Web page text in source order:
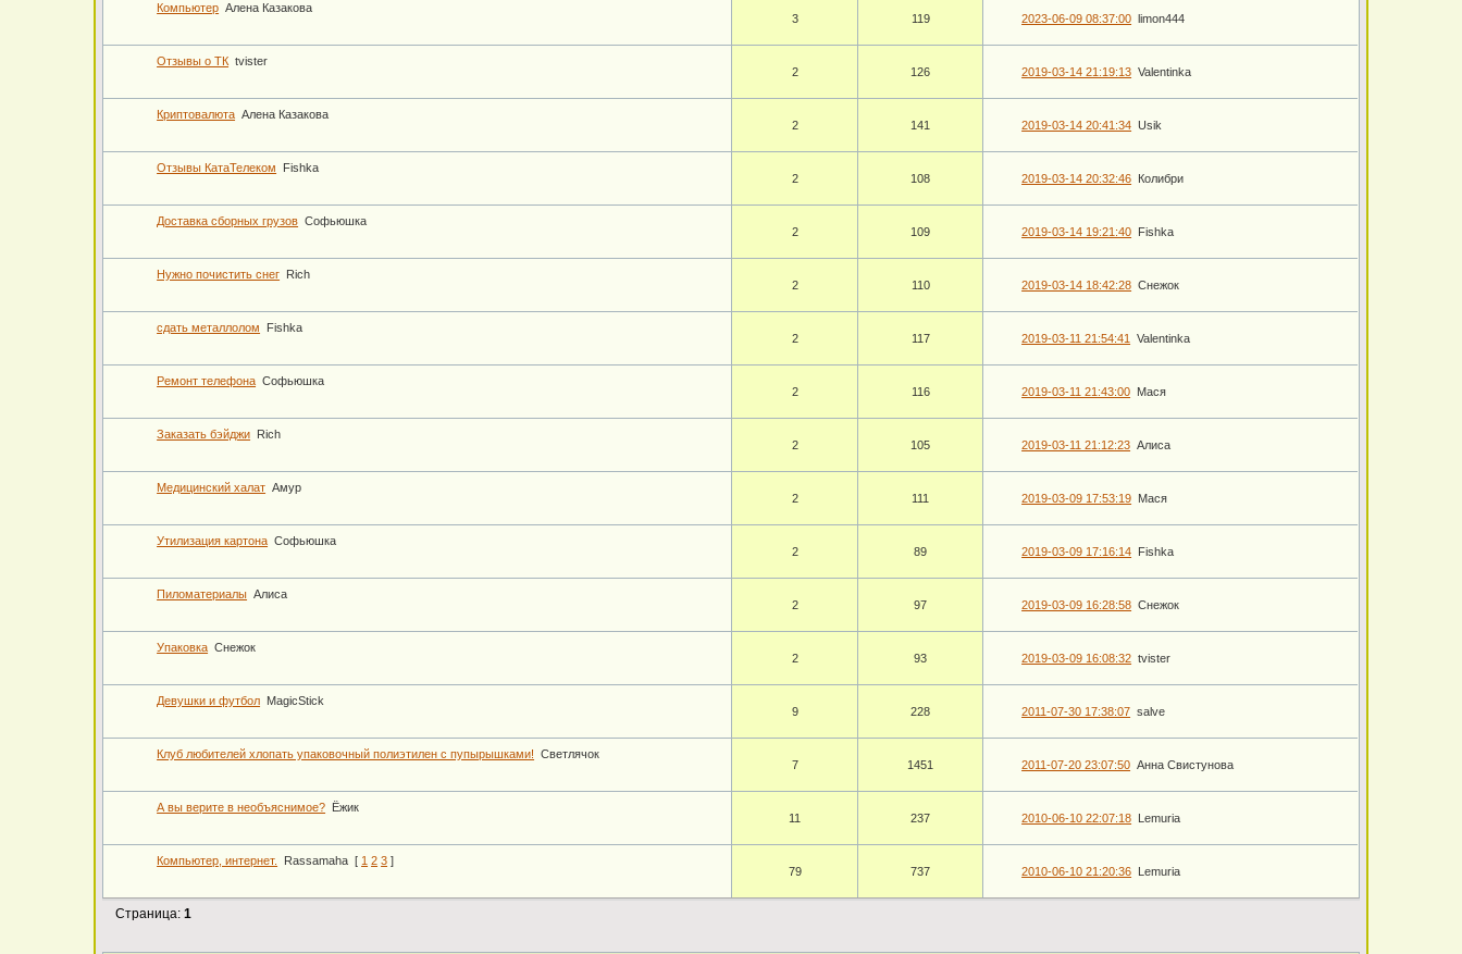
Компьютер Алена Казакова
3
119 2023-06-09 08:37:00 limon444
Отзывы о ТК tvister
2
126 2019-03-14 21:19:13 Valentinka
Криптовалюта Алена Казакова
2
141 2019-03-14 20:41:34 Usik
Отзывы КатаТелеком
Fishka
2
108 2019-03-14 20:32:46 Колибри
Доставка сборных грузов Софьюшка
2
109 2019-03-14 19:21:40 Fishka
Нужно почистить снег
Rich
2
110 2019-03-14 18:42:28 Снежок
сдать металлолом
Fishka
2
117 2019-03-11 21:54:41 Valentinka
Ремонт телефона Софьюшка
2
116 2019-03-11 21:43:00 Мася
Заказать бэйджи
Rich
2
105 2019-03-11 21:12:23 Алиса
Медицинский халат Амур
2
111 2019-03-09 17:53:19 Мася
Утилизация картона Софьюшка
2
89 2019-03-09 17:16:14 Fishka
Пиломатериалы Алиса
2
97 2019-03-09 16:28:58 Снежок
Упаковка Снежок
2
93 2019-03-09 16:08:32 tvister
Девушки и футбол MagicStick
9
228 2011-07-30 17:38:07 salve
Клуб любителей хлопать упаковочный полиэтилен с пупырышками! Светлячок
7
1451 2011-07-20 23:07:50 Анна Свистунова
А вы верите в необъяснимое?
Ёжик
11
237 2010-06-10 22:07:18 Lemuria
Компьютер, интернет. Rassamaha [ 1 2 3 ]
79
737 2010-06-10 21:20:36 Lemuria
Страница:1